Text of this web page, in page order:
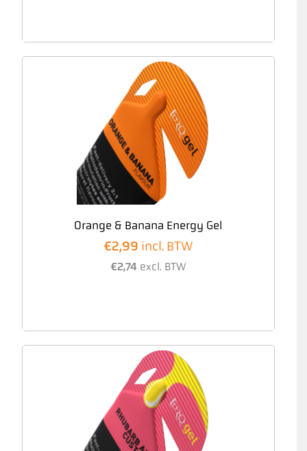
Orange & Banana Energy Gel
€2,99 incl. BTW
€2,74 excl. BTW